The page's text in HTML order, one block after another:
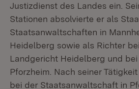
Justizdienst des Landes ein.
Stationen absolvierte er als
Staatsanwaltschaften in
Heidelberg sowie als Richter
Landgericht Heidelberg und
Pforzheim. Nach seiner
bei der Staatsanwaltschaft in